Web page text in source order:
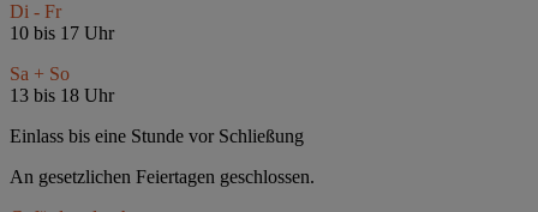
Di - Fr
10 bis 17 Uhr
Sa + So
13 bis 18 Uhr
Einlass bis eine Stunde vor Schließung
An gesetzlichen Feiertagen geschlossen.